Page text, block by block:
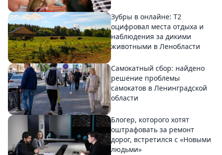
Зубры в онлайне: Т2
оцифровал места отдыха и
наблюдения за дикими
животными в Ленобласти
Самокатный сбор: найдено
решение проблемы
самокатов в Ленинградской
области
Блогер, которого хотят
оштрафовать за ремонт
дорог, встретился с «Новыми
людьми»